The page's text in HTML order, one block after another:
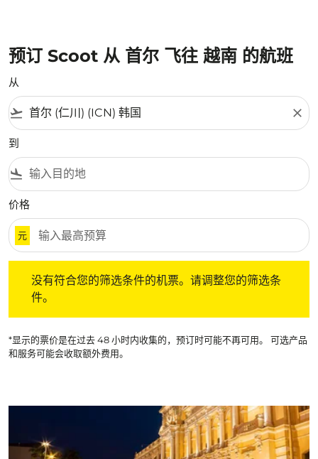
预订 Scoot 从 首尔 飞往 越南 的航班
从
flight_takeoff close
到
flight_land
价格
元
没有符合您的筛选条件的机票。请调整您的筛选条
件。
*显示的票价是在过去 48 小时内收集的，预订时可能不再可用。 可选产品
和服务可能会收取额外费用。